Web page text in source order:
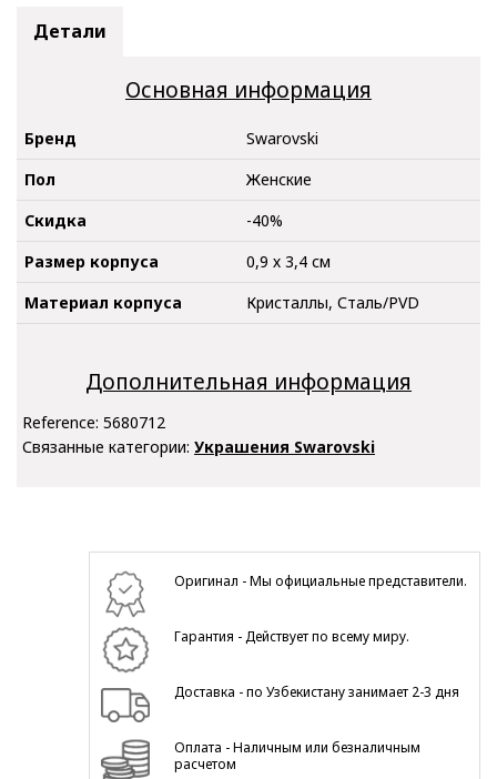
Детали
Основная информация
Бренд
Swarovski
Пол
Женские
Скидка
-40%
Размер корпуса
0,9 х 3,4 см
Материал корпуса
Кристаллы, Сталь/PVD
Дополнительная информация
Reference: 5680712
Связанные категории: Украшения Swarovski
Оригинал - Мы официальные представители.
Гарантия - Действует по всему миру.
Доставка - по Узбекистану занимает 2-3 дня
Оплата - Наличным или безналичным
расчетом